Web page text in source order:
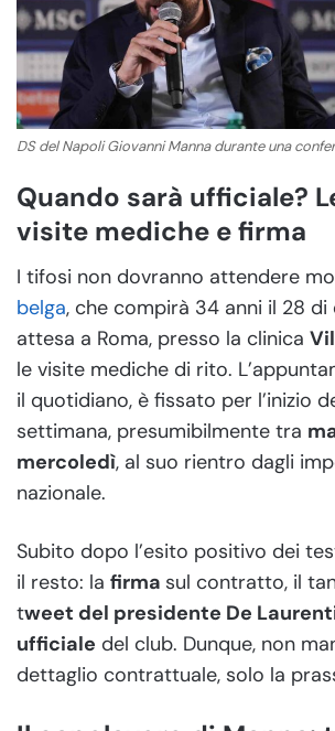
DS del Napoli Giovanni Manna durante una
Quando sarà ufficiale?
visite mediche e firma
I tifosi non dovranno attendere
belga, che compirà 34 anni il 28 di
attesa a Roma, presso la clinica
le visite mediche di rito.
il quotidiano, è fissato per l’inizio
settimana, presumibilmente tra
mercoledì, al suo rientro dagli
nazionale.
Subito dopo l’esito positivo dei
il resto: la firma sul contratto, il
tweet del presidente De
ufficiale del club. Dunque, non
dettaglio contrattuale, solo la